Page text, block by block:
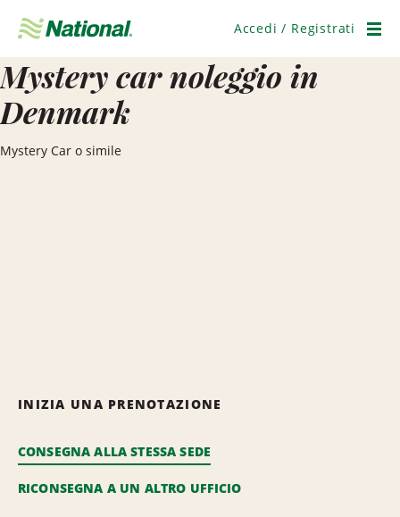
navigazione
Accedi / Registrati
Mystery car noleggio in
Denmark
Mystery Car o simile
INIZIA UNA PRENOTAZIONE
CONSEGNA ALLA STESSA SEDE
RICONSEGNA A UN ALTRO UFFICIO